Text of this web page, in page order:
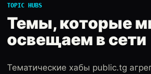
TOPIC HUBS
Темы, которые
освещаем в сети
Тематические хабы public.tg